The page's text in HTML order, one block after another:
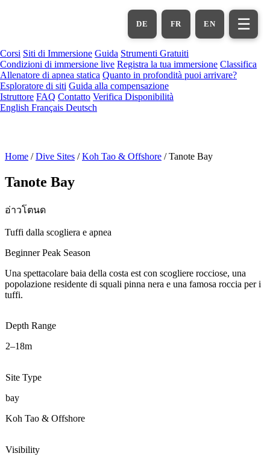
EN
FR
DE ☰
Corsi Siti di Immersione Guida Strumenti Gratuiti
Condizioni di immersione live Registra la tua immersione Classifica
Allenatore di apnea statica Quanto in profondità puoi arrivare?
Esploratore di siti Guida alla compensazione
Istruttore FAQ Contatto Verifica Disponibilità
English Français Deutsch
Home / Dive Sites / Koh Tao & Offshore / Tanote Bay
Tanote Bay
อ่าวโตนด
Tuffi dalla scogliera e apnea
BeginnerPeak Season
Una spettacolare baia della costa est con scogliere rocciose, una
popolazione residente di squali pinna nera e una famosa roccia per i
tuffi.
Depth Range
2–18m
Site Type
bay
Koh Tao & Offshore
Visibility